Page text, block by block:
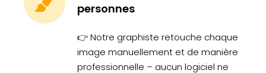
personnes
👉 Notre graphiste retouche chaque
image manuellement et de manière
professionnelle – aucun logiciel ne